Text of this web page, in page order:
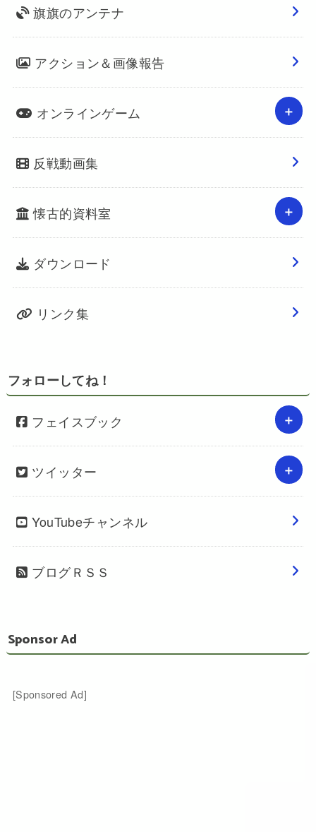
旗旗のアンテナ
アクション＆画像報告
オンラインゲーム
反戦動画集
懐古的資料室
ダウンロード
リンク集
フォローしてね！
フェイスブック
ツイッター
YouTubeチャンネル
ブログＲＳＳ
Sponsor Ad
[Sponsored Ad]